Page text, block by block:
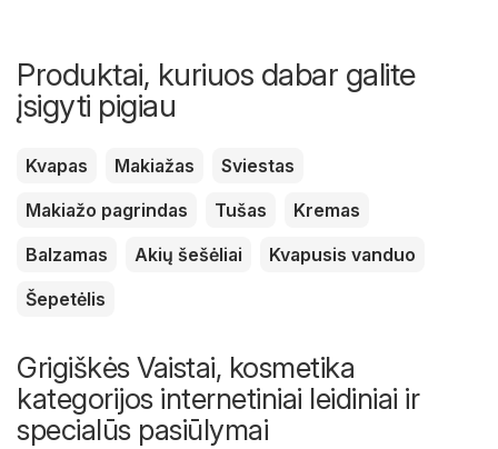
Produktai, kuriuos dabar galite
įsigyti pigiau
Kvapas Makiažas
Sviestas
Makiažo pagrindas
Tušas
Kremas
Balzamas
Akių šešėliai
Kvapusis vanduo
Šepetėlis
Grigiškės Vaistai, kosmetika
kategorijos internetiniai leidiniai ir
specialūs pasiūlymai